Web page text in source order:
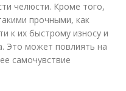
челюсти. Кроме того,
прочными, как
к их быстрому износу и
Это может повлиять на
самочувствие